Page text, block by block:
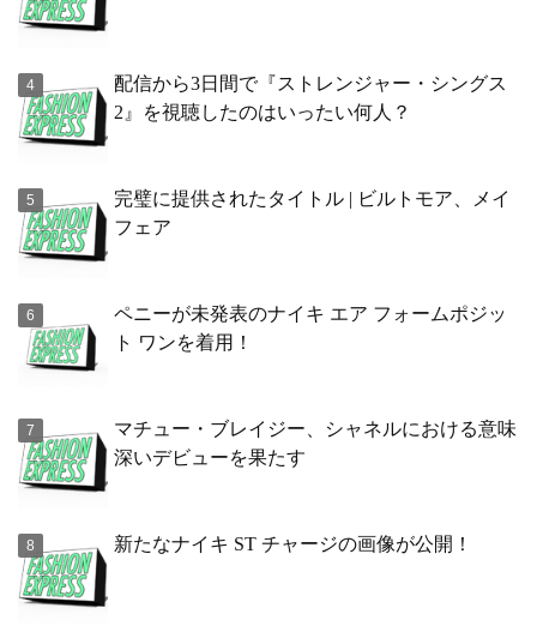
配信から3日間で『ストレンジャー・シングス
2』を視聴したのはいったい何人？
完璧に提供されたタイトル | ビルトモア、メイ
フェア
ペニーが未発表のナイキ エア フォームポジッ
ト ワンを着用！
マチュー・ブレイジー、シャネルにおける意味
深いデビューを果たす
新たなナイキ ST チャージの画像が公開！